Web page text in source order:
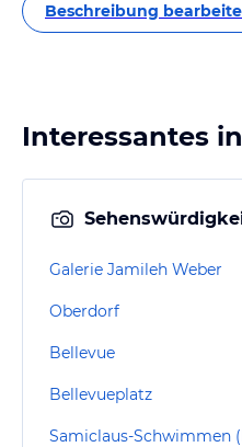
Beschreibung
Interessantes
Galerie Jamileh Weber
Oberdorf
Bellevue
Bellevueplatz